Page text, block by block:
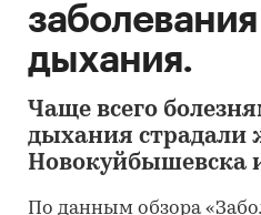
дыхания.
Чаще всего
дыхания страдали
Новокуйбышевска
По данным обзора